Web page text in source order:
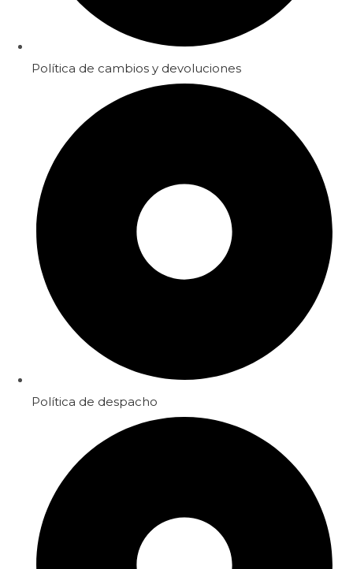
Política de cambios y devoluciones
Política de despacho